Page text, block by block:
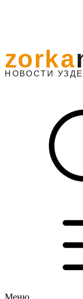
Меню